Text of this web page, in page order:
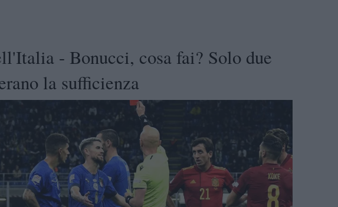
- Bonucci, cosa fai? Solo due
la sufficienza